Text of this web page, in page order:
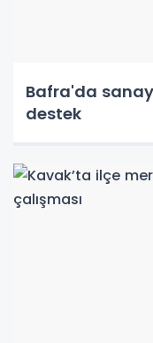
Bafra'da
destek